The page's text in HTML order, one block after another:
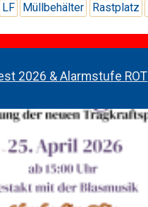
LF Müllbehälter Rastplatz
2026 & Alarmstufe ROT